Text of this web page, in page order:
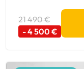
21 490 €
- 4 500 €